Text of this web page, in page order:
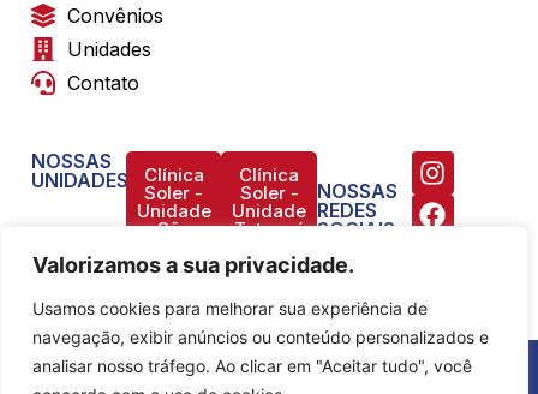
Valorizamos a sua privacidade.
Usamos cookies para melhorar sua experiência de
navegação, exibir anúncios ou conteúdo personalizados e
analisar nosso tráfego. Ao clicar em "Aceitar tudo", você
Convênios
Unidades
Contato
NOSSAS
UNIDADES
Clínica
Soler -
Unidade
São
Clínica
Soler -
Unidade
Tatuapé
NOSSAS
REDES
SOCIAIS
Copyright © 2025 - Clinica Soler - Todos os direitos